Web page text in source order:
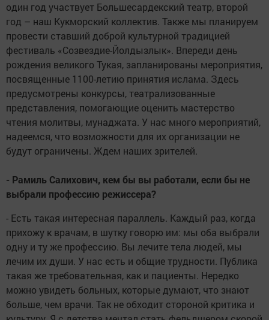
один год участвует Большесардекский театр, второй
год – наш Кукморский коллектив. Также мы планируем
провести ставший доброй культурной традицией
фестиваль «Созвездие-Йолдызлык». Впереди день
рождения великого Тукая, запланированы мероприятия,
посвященные 1100-летию принятия ислама. Здесь
предусмотрены конкурсы, театрализованные
представления, помогающие оценить мастерство
чтения молитвы, мунаджата. У нас много мероприятий,
надеемся, что возможности для их организации не
будут ограничены. Ждем наших зрителей.
- Рамиль Салихович, кем бы вы работали, если бы не
выбрали профессию режиссера?
- Есть такая интересная параллель. Каждый раз, когда
прихожу к врачам, в шутку говорю им: мы оба выбрали
одну и ту же профессию. Вы лечите тела людей, мы
лечим их души. У нас есть и общие трудности. Публика
такая же требовательная, как и пациенты. Нередко
можно увидеть больных, которые думают, что знают
больше, чем врачи. Так не обходит стороной критика и